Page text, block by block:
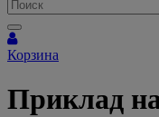
Корзина
Приклад